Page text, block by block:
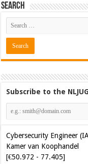
Search
Subscribe to the
Kamer van Koophandel
[€50.972 - 77.405]